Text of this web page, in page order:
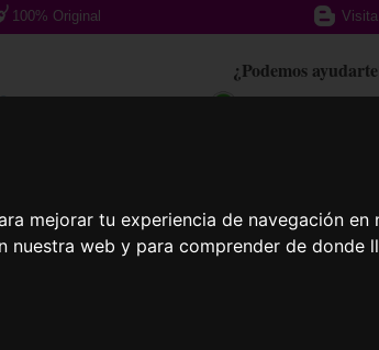
mejorar tu experiencia de navegación
nuestra web y para comprender de donde
100% Original
¿Podemos
617 357
Graduadas Gafas